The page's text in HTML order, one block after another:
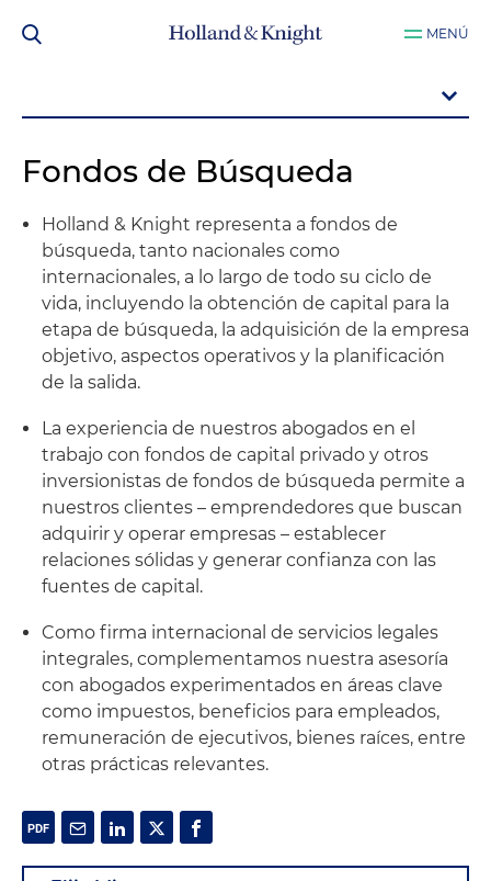
MENÚ
Fondos de Búsqueda
Holland & Knight representa a fondos de
búsqueda, tanto nacionales como
internacionales, a lo largo de todo su ciclo de
vida, incluyendo la obtención de capital para la
etapa de búsqueda, la adquisición de la empresa
objetivo, aspectos operativos y la planificación
de la salida.
La experiencia de nuestros abogados en el
trabajo con fondos de capital privado y otros
inversionistas de fondos de búsqueda permite a
nuestros clientes – emprendedores que buscan
adquirir y operar empresas – establecer
relaciones sólidas y generar confianza con las
fuentes de capital.
Como firma internacional de servicios legales
integrales, complementamos nuestra asesoría
con abogados experimentados en áreas clave
como impuestos, beneficios para empleados,
remuneración de ejecutivos, bienes raíces, entre
otras prácticas relevantes.